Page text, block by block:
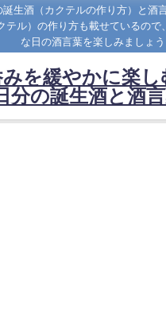
誕生酒（カクテルの作り方）と酒
テル）の作り方も載せているので
な日の酒言葉を楽しみましょう
みを緩やかに楽し
分の誕生酒と酒言